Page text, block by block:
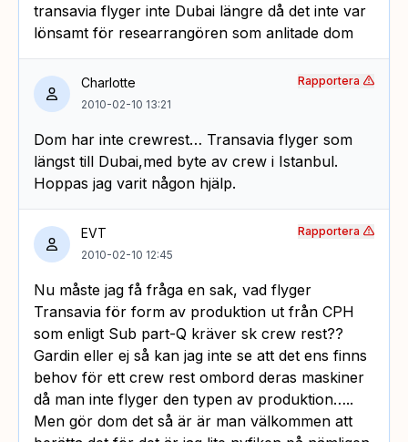
transavia flyger inte Dubai längre då det inte var
lönsamt för researrangören som anlitade dom
Charlotte
2010-02-10 13:21
Dom har inte crewrest… Transavia flyger som
längst till Dubai,med byte av crew i Istanbul.
Hoppas jag varit någon hjälp.
Rapportera
EVT
2010-02-10 12:45
Nu måste jag få fråga en sak, vad flyger
Transavia för form av produktion ut från CPH
som enligt Sub part-Q kräver sk crew rest??
Gardin eller ej så kan jag inte se att det ens finns
behov för ett crew rest ombord deras maskiner
då man inte flyger den typen av produktion…..
Men gör dom det så är är man välkommen att
Rapportera